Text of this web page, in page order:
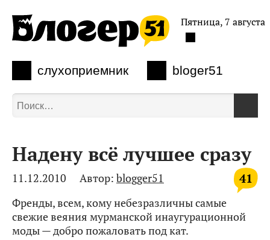
слухоприемник bloger51
Пятница, 7 августа
Надену всё лучшее сразу
41
11.12.2010 Автор: blogger51
Френды, всем, кому небезразличны самые
свежие веяния мурманской инаугурационной
моды — добро пожаловать под кат.